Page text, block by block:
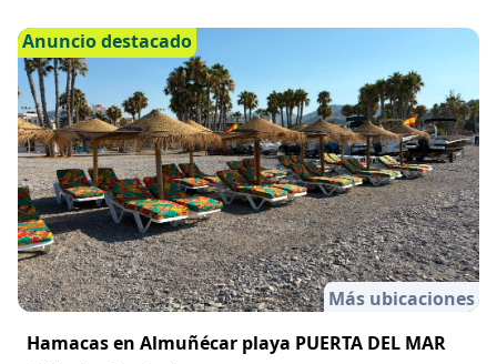
Anuncio destacado
Más ubicaciones
Hamacas en Almuñécar playa PUERTA DEL MAR